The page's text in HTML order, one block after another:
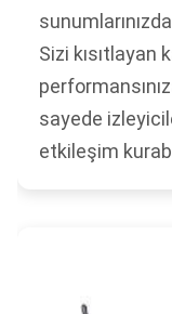
Sizi kısıtlayan
sayede
etkileşim